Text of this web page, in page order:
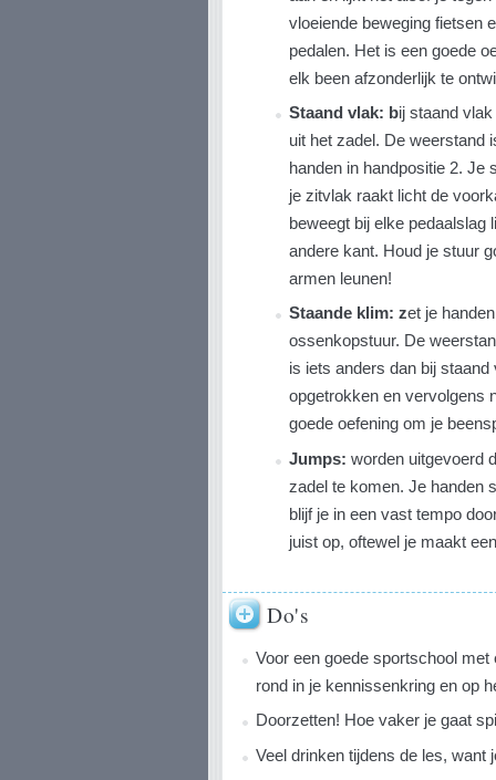
vloeiende beweging fietsen
pedalen. Het is een goede
elk been afzonderlijk te
Staand vlak: bij staand
uit het zadel. De weerstand
handen in handpositie 2. Je
je zitvlak raakt licht de
beweegt bij elke pedaalslag
andere kant. Houd je stuur
armen leunen!
Staande klim: zet je
ossenkopstuur. De
is iets anders dan bij
opgetrokken en vervolgens
goede oefening om je
Jumps: worden uitgevoerd
zadel te komen. Je handen
blijf je in een vast tempo
juist op, oftewel je maakt
Do's
Voor een goede sportschool
rond in je kennissenkring en op
Doorzetten! Hoe vaker je gaat
Veel drinken tijdens de les, want